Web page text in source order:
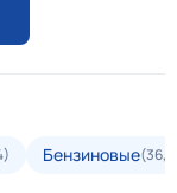
Бензиновые